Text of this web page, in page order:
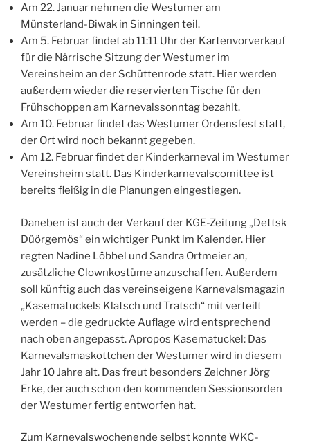
Am 22. Januar nehmen die Westumer am
Münsterland-Biwak in Sinningen teil.
Am 5. Februar findet ab 11:11 Uhr der Kartenvorverkauf
für die Närrische Sitzung der Westumer im
Vereinsheim an der Schüttenrode statt. Hier werden
außerdem wieder die reservierten Tische für den
Frühschoppen am Karnevalssonntag bezahlt.
Am 10. Februar findet das Westumer Ordensfest statt,
der Ort wird noch bekannt gegeben.
Am 12. Februar findet der Kinderkarneval im Westumer
Vereinsheim statt. Das Kinderkarnevalscomittee ist
bereits fleißig in die Planungen eingestiegen.
Daneben ist auch der Verkauf der KGE-Zeitung „Dettsk
Düörgemös“ ein wichtiger Punkt im Kalender. Hier
regten Nadine Löbbel und Sandra Ortmeier an,
zusätzliche Clownkostüme anzuschaffen. Außerdem
soll künftig auch das vereinseigene Karnevalsmagazin
„Kasematuckels Klatsch und Tratsch“ mit verteilt
werden – die gedruckte Auflage wird entsprechend
nach oben angepasst. Apropos Kasematuckel: Das
Karnevalsmaskottchen der Westumer wird in diesem
Jahr 10 Jahre alt. Das freut besonders Zeichner Jörg
Erke, der auch schon den kommenden Sessionsorden
der Westumer fertig entworfen hat.
Zum Karnevalswochenende selbst konnte WKC-